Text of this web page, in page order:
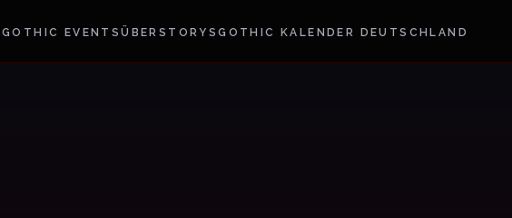
GOTHIC EVENTSÜBER STORYSGOTHIC KALENDER DEUTSCHLAND